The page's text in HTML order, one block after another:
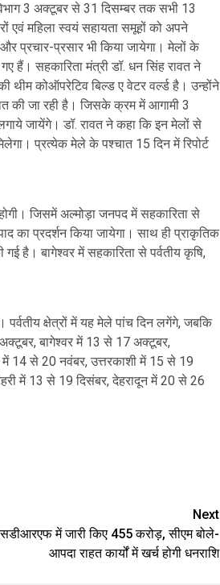
3 अक्टूबर से 31 दिसम्बर तक सभी 13
एवं महिला स्वयं सहायता समूहों को अपने
और प्रचार-प्रसार भी किया जायेगा। मेलों के
हैं। सहकारिता मंत्री डॉ. धन सिंह रावत ने
थीम कोऑपरेटिव बिल्ड ए वेटर वर्ल्ड है। उन्होंने
की जा रही है। जिसके क्रम में आगामी 3
जायेंगे। डॉ. रावत ने कहा कि इन मेलों से
प्रत्येक मेले के पश्चात 15 दिन में रिपोर्ट
जिसमें अल्मोड़ा जनपद में सहकारिता से
का प्रदर्शन किया जायेगा। साथ ही प्राकृतिक
गई है। बागेश्वर में सहकारिता से पर्वतीय कृषि,
क्षेत्रों में यह मेले पांच दिन लगेंगे, जबकि
बागेश्वर में 13 से 17 अक्टूबर,
14 से 20 नवंबर, उत्तरकाशी में 15 से 19
में 13 से 19 दिसंबर, देहरादून में 20 से 26
Next
में जारी किए 455 करोड़, सीएम बोले-
आपदा राहत कार्यों में खर्च होगी धनराशि